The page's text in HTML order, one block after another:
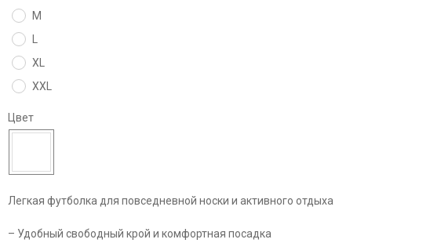
M
L
XL
XXL
Цвет
Легкая футболка для повседневной носки и активного отдыха
– Удобный свободный крой и комфортная посадка